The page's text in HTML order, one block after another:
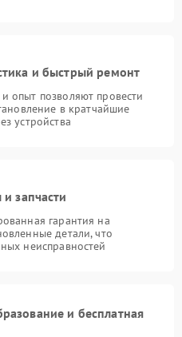
и быстрый ремонт
опыт позволяют провести
в кратчайшие
устройства
запчасти
гарантия на
детали, что
неисправностей
и бесплатная